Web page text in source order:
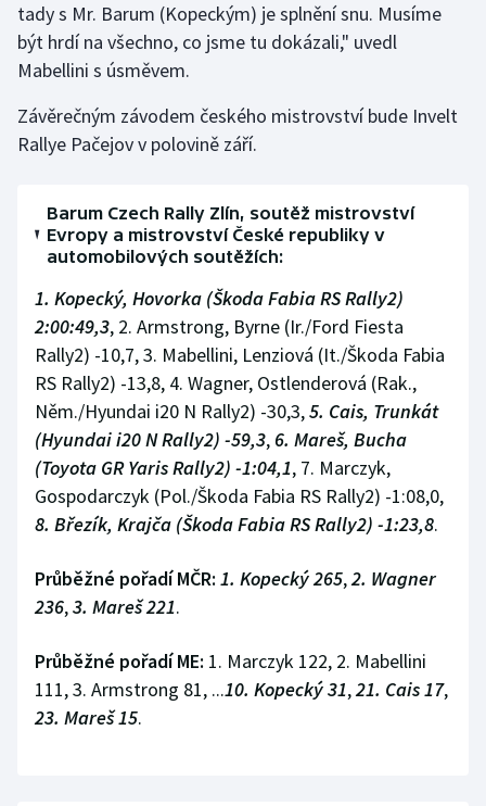
tady s Mr. Barum (Kopeckým) je splnění snu. Musíme
být hrdí na všechno, co jsme tu dokázali," uvedl
Mabellini s úsměvem.
Závěrečným závodem českého mistrovství bude Invelt
Rallye Pačejov v polovině září.
Barum Czech Rally Zlín, soutěž mistrovství
Evropy a mistrovství České republiky v
automobilových soutěžích:
1. Kopecký, Hovorka (Škoda Fabia RS Rally2)
2:00:49,3, 2. Armstrong, Byrne (Ir./Ford Fiesta
Rally2) -10,7, 3. Mabellini, Lenziová (It./Škoda Fabia
RS Rally2) -13,8, 4. Wagner, Ostlenderová (Rak.,
Něm./Hyundai i20 N Rally2) -30,3,5. Cais, Trunkát
(Hyundai i20 N Rally2) -59,3, 6. Mareš, Bucha
(Toyota GR Yaris Rally2) -1:04,1, 7. Marczyk,
Gospodarczyk (Pol./Škoda Fabia RS Rally2) -1:08,0,
8. Březík, Krajča (Škoda Fabia RS Rally2) -1:23,8.
Průběžné pořadí MČR: 1. Kopecký 265,2. Wagner
236,3. Mareš 221.
Průběžné pořadí ME: 1. Marczyk 122, 2. Mabellini
111, 3. Armstrong 81, ...10. Kopecký 31,21. Cais 17,
23. Mareš 15.